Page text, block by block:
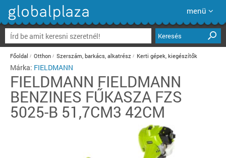
menü
Keresés
Főoldal Otthon Szerszám, barkács, alkatrész Kerti gépek, kiegészítők
Márka: FIELDMANN
FIELDMANN FIELDMANN
BENZINES FŰKASZA FZS
5025-B 51,7CM3 42CM